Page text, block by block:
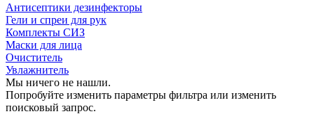
Антисептики дезинфекторы
Гели и спреи для рук
Комплекты СИЗ
Маски для лица
Очиститель
Увлажнитель
Мы ничего не нашли.
Попробуйте изменить параметры фильтра или изменить
поисковый запрос.